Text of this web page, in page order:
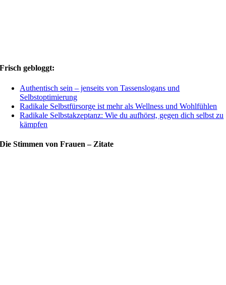
Frisch gebloggt:
Authentisch sein – jenseits von Tassenslogans und
Selbstoptimierung
Radikale Selbstfürsorge ist mehr als Wellness und Wohlfühlen
Radikale Selbstakzeptanz: Wie du aufhörst, gegen dich selbst zu
kämpfen
Die Stimmen von Frauen – Zitate